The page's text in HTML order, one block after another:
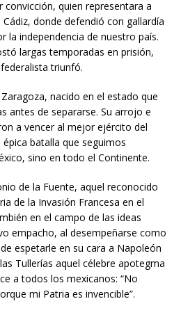
quien representara a
donde defendió con gallardía
la independencia de nuestro país.
largas temporadas en prisión,
triunfó.
nacido en el estado que
antes de separarse. Su arrojo e
a vencer al mejor ejército del
batalla que seguimos
sino en todo el Continente.
de la Fuente, aquel reconocido
de la Invasión Francesa en el
en el campo de las ideas
empacho, al desempeñarse como
espetarle en su cara a Napoleón
Tullerías aquel célebre apotegma
a todos los mexicanos: “No
mi Patria es invencible”.